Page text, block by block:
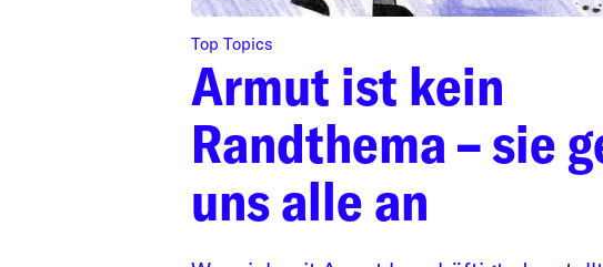
Top Topics
Armut ist kein
Randthema – sie
uns alle an